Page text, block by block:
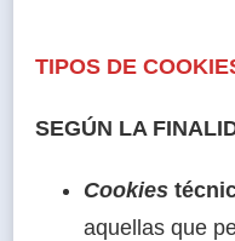
TIPOS DE
SEGÚN LA
Cookies
aquellas que